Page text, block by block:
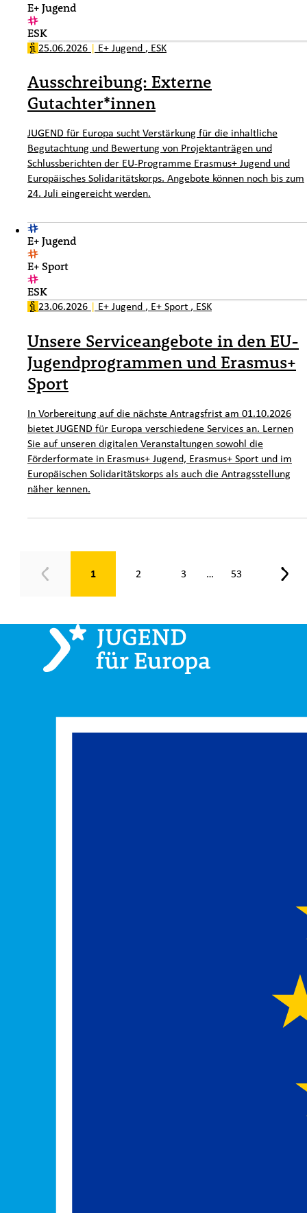
E+ Jugend
ESK
25.06.2026 | E+ Jugend , ESK
Ausschreibung: Externe
Gutachter*innen
JUGEND für Europa sucht Verstärkung für die inhaltliche
Begutachtung und Bewertung von Projektanträgen und
Schlussberichten der EU-Programme Erasmus+ Jugend und
Europäisches Solidaritätskorps. Angebote können noch bis zum
24. Juli eingereicht werden.
E+ Jugend
E+ Sport
ESK
23.06.2026 | E+ Jugend , E+ Sport , ESK
Unsere Serviceangebote in den EU-
Jugendprogrammen und Erasmus+
Sport
In Vorbereitung auf die nächste Antragsfrist am 01.10.2026
bietet JUGEND für Europa verschiedene Services an. Lernen
Sie auf unseren digitalen Veranstaltungen sowohl die
Förderformate in Erasmus+ Jugend, Erasmus+ Sport und im
Europäischen Solidaritätskorps als auch die Antragsstellung
näher kennen.
Zurück 1 2 3 … 53